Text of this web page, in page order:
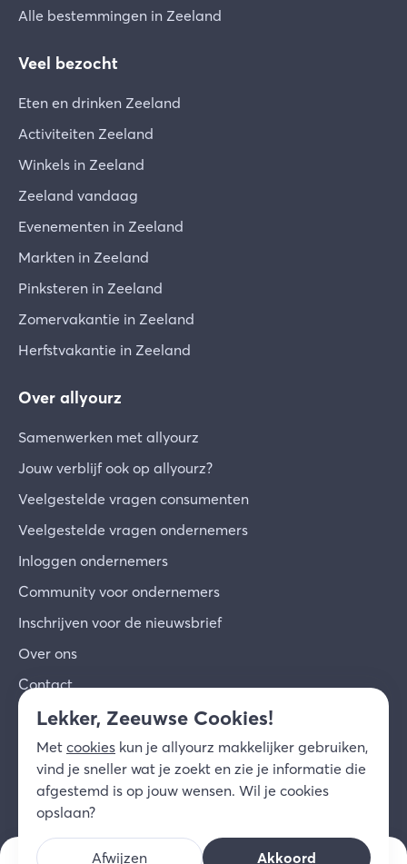
Alle bestemmingen in Zeeland
Veel bezocht
Eten en drinken Zeeland
Activiteiten Zeeland
Winkels in Zeeland
Zeeland vandaag
Evenementen in Zeeland
Markten in Zeeland
Pinksteren in Zeeland
Zomervakantie in Zeeland
Herfstvakantie in Zeeland
Over allyourz
Samenwerken met allyourz
Jouw verblijf ook op allyourz?
Veelgestelde vragen consumenten
Veelgestelde vragen ondernemers
Inloggen ondernemers
Community voor ondernemers
Inschrijven voor de nieuwsbrief
Over ons
Contact
© 2026 allyourz b.v.
Privacy
Cookies Disclaimer
Lekker, Zeeuwse Cookies!
Met cookies kun je allyourz makkelijker gebruiken,
vind je sneller wat je zoekt en zie je informatie die
afgestemd is op jouw wensen. Wil je cookies
opslaan?
Afwijzen Akkoord